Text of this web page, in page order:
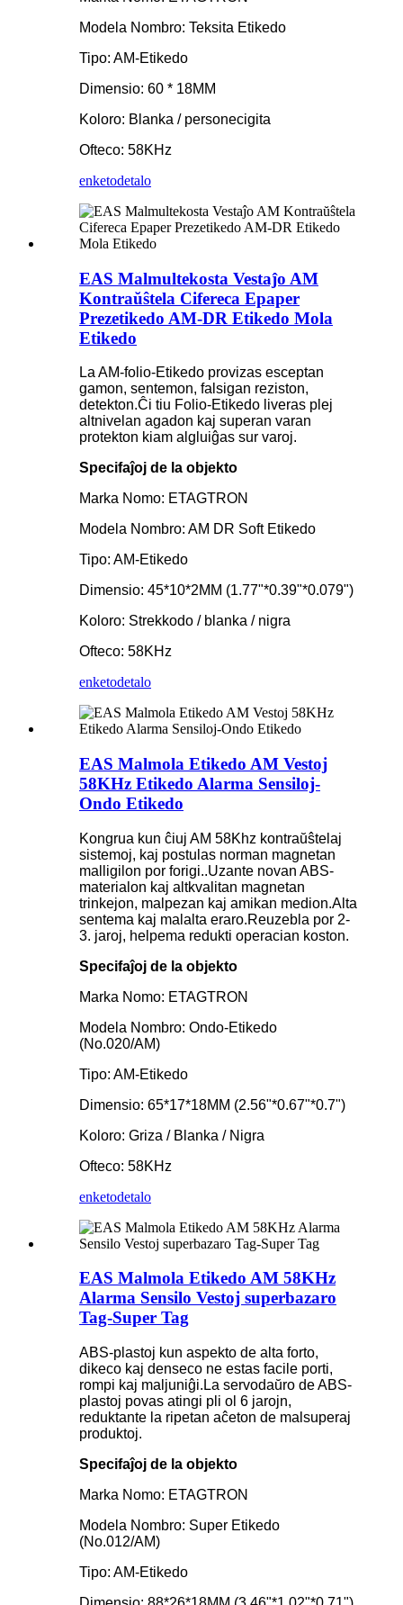
Modela Nombro: Teksita Etikedo
Tipo: AM-Etikedo
Dimensio: 60 * 18MM
Koloro: Blanka / personecigita
Ofteco: 58KHz
enketodetalo
EAS Malmultekosta Vestaĵo AM
Kontraŭŝtela Cifereca Epaper
Prezetikedo AM-DR Etikedo Mola
Etikedo
La AM-folio-Etikedo provizas esceptan
gamon, sentemon, falsigan reziston,
detekton.Ĉi tiu Folio-Etikedo liveras plej
altnivelan agadon kaj superan varan
protekton kiam algluiĝas sur varoj.
Specifaĵoj de la objekto
Marka Nomo: ETAGTRON
Modela Nombro: AM DR Soft Etikedo
Tipo: AM-Etikedo
Dimensio: 45*10*2MM (1.77"*0.39"*0.079")
Koloro: Strekkodo / blanka / nigra
Ofteco: 58KHz
enketodetalo
EAS Malmola Etikedo AM Vestoj
58KHz Etikedo Alarma Sensiloj-
Ondo Etikedo
Kongrua kun ĉiuj AM 58Khz kontraŭŝtelaj
sistemoj, kaj postulas norman magnetan
malligilon por forigi..Uzante novan ABS-
materialon kaj altkvalitan magnetan
trinkejon, malpezan kaj amikan medion.Alta
sentema kaj malalta eraro.Reuzebla por 2-
3. jaroj, helpema redukti operacian koston.
Specifaĵoj de la objekto
Marka Nomo: ETAGTRON
Modela Nombro: Ondo-Etikedo
(No.020/AM)
Tipo: AM-Etikedo
Dimensio: 65*17*18MM (2.56"*0.67"*0.7")
Koloro: Griza / Blanka / Nigra
Ofteco: 58KHz
enketodetalo
EAS Malmola Etikedo AM 58KHz
Alarma Sensilo Vestoj superbazaro
Tag-Super Tag
ABS-plastoj kun aspekto de alta forto,
dikeco kaj denseco ne estas facile porti,
rompi kaj maljuniĝi.La servodaŭro de ABS-
plastoj povas atingi pli ol 6 jarojn,
reduktante la ripetan aĉeton de malsuperaj
produktoj.
Specifaĵoj de la objekto
Marka Nomo: ETAGTRON
Modela Nombro: Super Etikedo
(No.012/AM)
Tipo: AM-Etikedo